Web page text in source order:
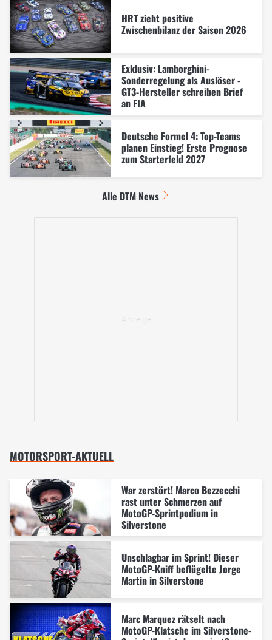
HRT zieht positive
Zwischenbilanz der Saison 2026
Exklusiv: Lamborghini-
Sonderregelung als Auslöser -
GT3-Hersteller schreiben Brief
an FIA
Deutsche Formel 4: Top-Teams
planen Einstieg! Erste Prognose
zum Starterfeld 2027
Alle DTM News
MOTORSPORT-AKTUELL
War zerstört! Marco Bezzecchi
rast unter Schmerzen auf
MotoGP-Sprintpodium in
Silverstone
Unschlagbar im Sprint! Dieser
MotoGP-Kniff beflügelte Jorge
Martin in Silverstone
Marc Marquez rätselt nach
MotoGP-Klatsche im Silverstone-